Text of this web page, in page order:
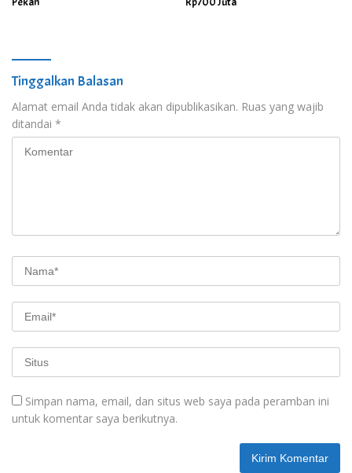
Tinggalkan Balasan
Alamat email Anda tidak akan dipublikasikan. Ruas yang wajib
ditandai *
Simpan nama, email, dan situs web saya pada peramban ini
untuk komentar saya berikutnya.